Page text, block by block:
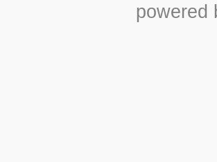
powered